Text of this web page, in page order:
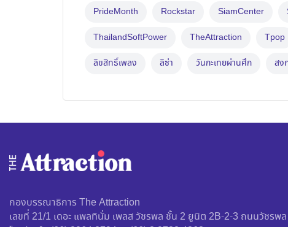
PrideMonth Rockstar SiamCenter
ThailandSoftPower TheAttraction Tpop
ลิขสิทธิ์เพลง ลิซ่า วันกะเทยผ่านศึก สง
กองบรรณาธิการ The Attraction
เลขที่ 21/1 เดอะ แพลทินั่ม เพลส วัชรพล ชั้น 2 ยูนิต 2B-2-3 ถนนวัชรพ